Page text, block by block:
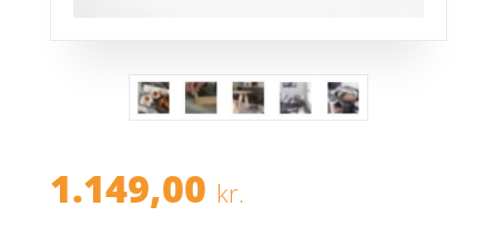
1.149,00 kr.